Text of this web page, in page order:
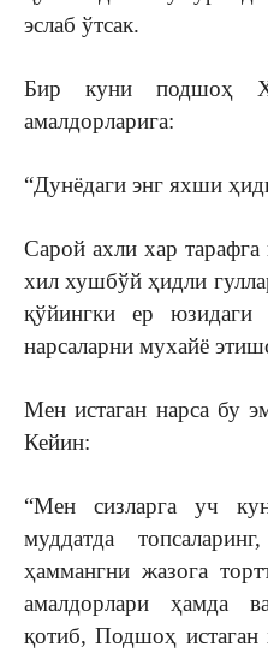
эслаб ўтсак.
Бир куни подшоҳ
амалдорларига:
“Дунёдаги энг яхши
Сарой ахли хар
хил хушбўй ҳидли
қўйингки ер
нарсаларни мухайё
Мен истаган нарса бу
Кейин:
“Мен сизларга уч
муддатда
ҳаммангни жазога
амалдорлари ҳамда
қотиб, Подшоҳ